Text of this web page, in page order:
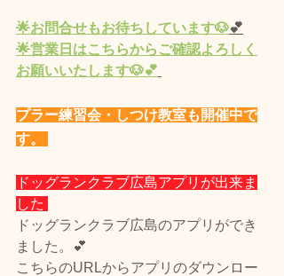
🌟お問合せもお待ちしています🐶💕
🌟営業 日 はこちらからご確認よろしく
お願いいたします🐶💕
プラー練習会・しつけ教室も開催中で
す。
ドッグランクラブ広島アプリが出来ま
した
ドッグランクラブ広島のアプリができ
ました。💕
こちらのURLからアプリのダウンロー